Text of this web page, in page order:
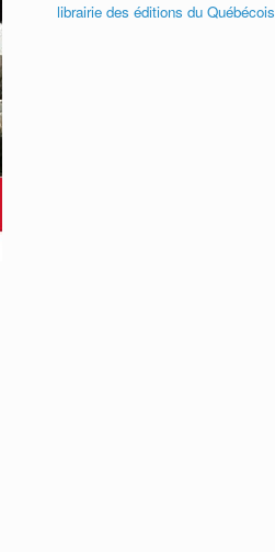
librairie des éditions du Québécois